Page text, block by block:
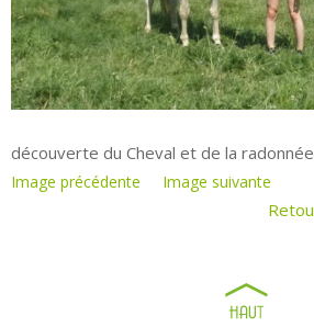
découverte du Cheval et de la
Image précédente Image suivante